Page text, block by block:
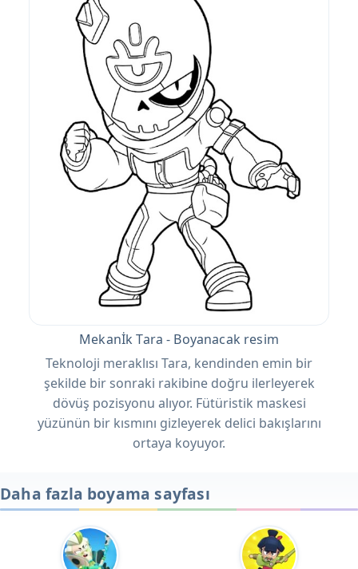
Mekanİk Tara - Boyanacak resim
Teknoloji meraklısı Tara, kendinden emin bir
şekilde bir sonraki rakibine doğru ilerleyerek
dövüş pozisyonu alıyor. Fütüristik maskesi
yüzünün bir kısmını gizleyerek delici bakışlarını
ortaya koyuyor.
Daha fazla boyama sayfası